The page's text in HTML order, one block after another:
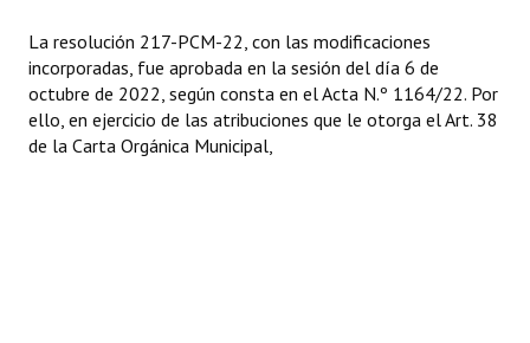
La resolución 217-PCM-22, con las modificaciones
incorporadas, fue aprobada en la sesión del día 6 de
octubre de 2022, según consta en el Acta N.º 1164/22. Por
ello, en ejercicio de las atribuciones que le otorga el Art. 38
de la Carta Orgánica Municipal,